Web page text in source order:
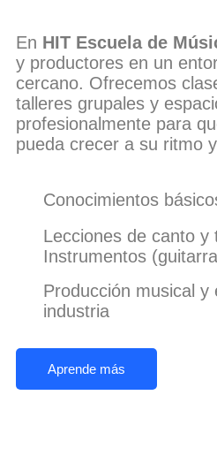
En HIT Escuela de
y productores en un
cercano. Ofrecemos
talleres grupales y
profesionalmente para
pueda crecer a su ritmo
Conocimientos
Lecciones de canto y
Instrumentos
Producción musical y
industria
Aprende más